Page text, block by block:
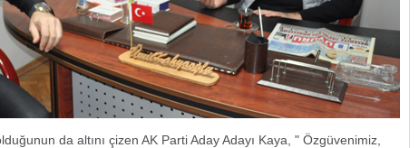
da altını çizen AK Parti Aday Adayı Kaya, " Özgüvenimiz,